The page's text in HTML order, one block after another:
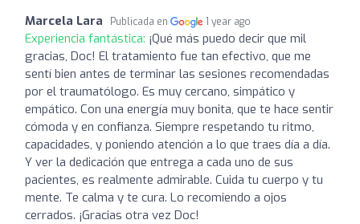
Marcela Lara Publicada en 1 year ago
Experiencia fantástica: ¡Qué más puedo decir que mil
gracias, Doc! El tratamiento fue tan efectivo, que me
sentí bien antes de terminar las sesiones recomendadas
por el traumatólogo. Es muy cercano, simpático y
empático. Con una energía muy bonita, que te hace sentir
cómoda y en confianza. Siempre respetando tu ritmo,
capacidades, y poniendo atención a lo que traes día a día.
Y ver la dedicación que entrega a cada uno de sus
pacientes, es realmente admirable. Cuida tu cuerpo y tu
mente. Te calma y te cura. Lo recomiendo a ojos
cerrados. ¡Gracias otra vez Doc!